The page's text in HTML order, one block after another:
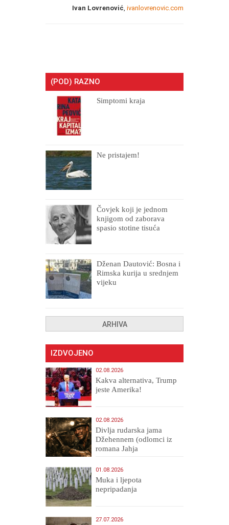
Ivan Lovrenović, ivanlovrenovic.com
(POD) RAZNO
Simptomi kraja
Ne pristajem!
Čovjek koji je jednom
knjigom od zaborava
spasio stotine tisuća
Dženan Dautović: Bosna i
Rimska kurija u srednjem
vijeku
ARHIVA
IZDVOJENO
02.08.2026
Kakva alternativa, Trump
jeste Amerika!
02.08.2026
Divlja rudarska jama
Džehennem (odlomci iz
romana Jahja
01.08.2026
Muka i ljepota
nepripadanja
27.07.2026